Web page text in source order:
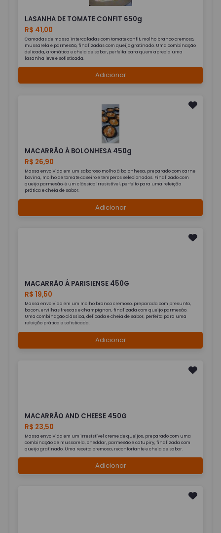
LASANHA DE TOMATE CONFIT 650g
R$ 41,00
Camadas de massa intercaladas com tomate confit, molho branco cremoso,
mussarela e parmesão, finalizadas com queijo gratinado. Uma combinação
delicada, aromática e cheia de sabor, perfeita para quem aprecia uma
lasanha leve e sofisticada.
Adicionar
MACARRÃO Á BOLONHESA 450g
R$ 26,90
Massa envolvida em um saboroso molho à bolonhesa, preparado com carne
bovina, molho de tomate caseiro e temperos selecionados. Finalizado com
queijo parmesão, é um clássico irresistível, perfeito para uma refeição
prática e cheia de sabor.
Adicionar
MACARRÃO Á PARISIENSE 450G
R$ 19,50
Massa envolvida em um molho branco cremoso, preparada com presunto,
bacon, ervilhas frescas e champignon, finalizada com queijo parmesão.
Uma combinação clássica, delicada e cheia de sabor, perfeita para uma
refeição prática e sofisticada.
Adicionar
MACARRÃO AND CHEESE 450G
R$ 23,50
Massa envolvida em um irresistível creme de queijos, preparado com uma
combinação de mussarela, cheddar, parmesão e catupiry, finalizada com
queijo gratinado. Uma receita cremosa, reconfortante e cheia de sabor.
Adicionar